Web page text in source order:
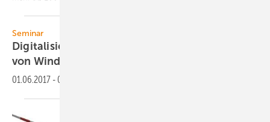
Seminar
Digitalisierung in Betrieb und Instandhaltung
von Windenergieanlagen
01.06.2017 - 05.12 - 06.12. in